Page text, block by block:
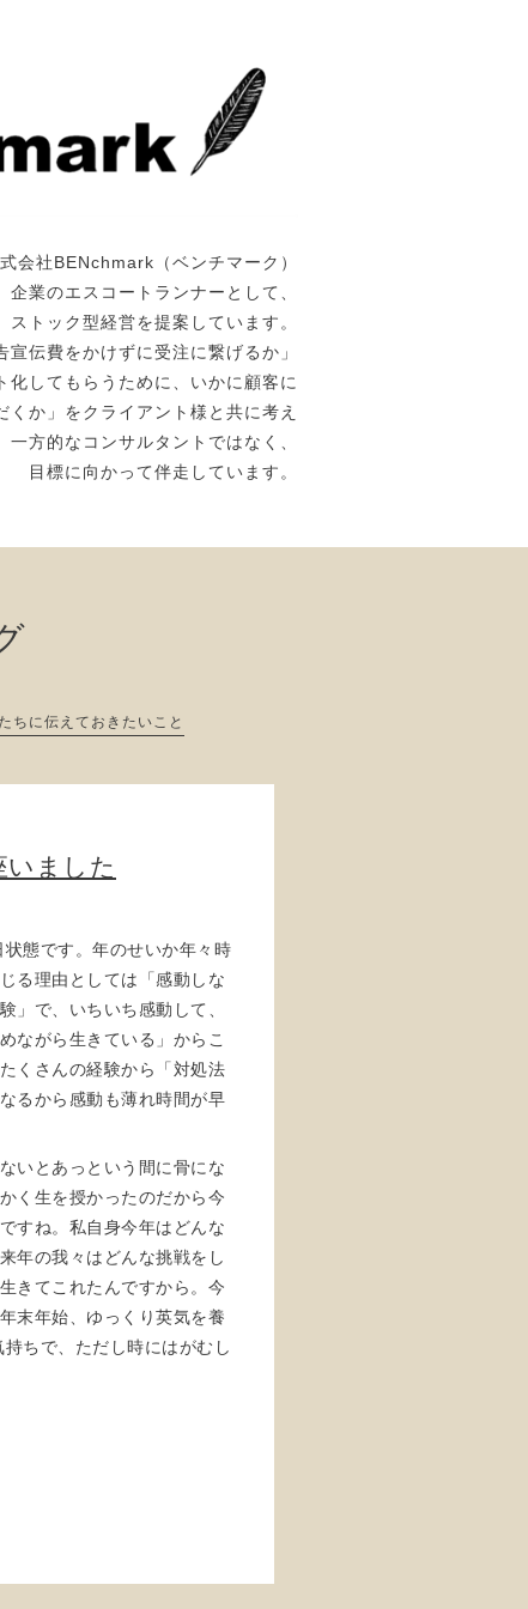
会社BENchmark（ベンチマーク）
企業のエスコートランナーとして、
ストック型経営を提案しています。
宣伝費をかけずに受注に繋げるか」
化してもらうために、いかに顧客に
くか」をクライアント様と共に考え
一方的なコンサルタントではなく、
目標に向かって伴走しています。
ちに伝えておきたいこと
いました
態です。年のせいか年々時
る理由としては「感動しな
」で、いちいち感動して、
ながら生きている」からこ
くさんの経験から「対処法
るから感動も薄れ時間が早
いとあっという間に骨にな
く生を授かったのだから今
すね。私自身今年はどんな
年の我々はどんな挑戦をし
きてこれたんですから。今
末年始、ゆっくり英気を養
ちで、ただし時にはがむし